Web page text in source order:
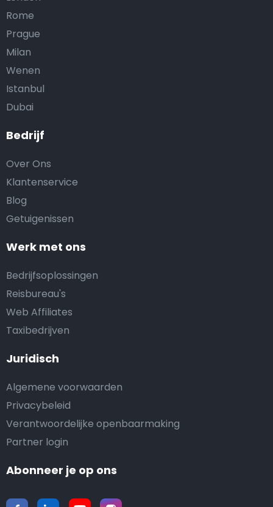
Bedrijf
Over Ons
Klantenservice
Blog
Getuigenissen
Werk met ons
Bedrijfsoplossingen
Reisbureau's
Web Affiliates
Taxibedrijven
Juridisch
Algemene voorwaarden
Privacybeleid
Verantwoordelijke openbaarmaking
Partner login
Rome
Prague
Milan
Wenen
Istanbul
Dubai
Abonneer je op ons